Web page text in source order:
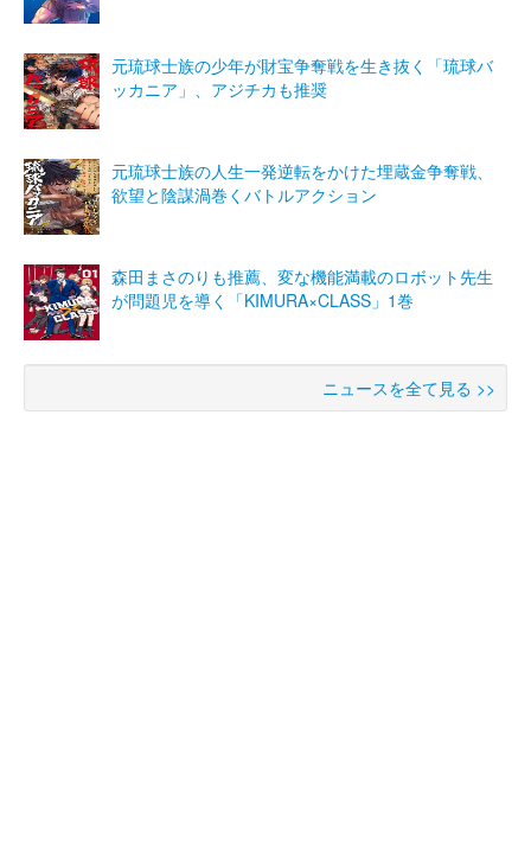
元琉球士族の少年が財宝争奪戦を生き抜く「琉球バ
ッカニア」、アジチカも推奨
元琉球士族の人生一発逆転をかけた埋蔵金争奪戦、
欲望と陰謀渦巻くバトルアクション
森田まさのりも推薦、変な機能満載のロボット先生
が問題児を導く「KIMURA×CLASS」1巻
ニュースを全て見る >>